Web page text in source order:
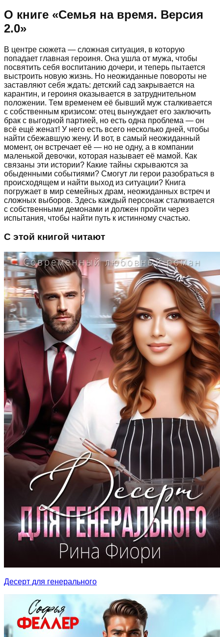
О книге «Семья на время. Версия
2.0»
В центре сюжета — сложная ситуация, в которую
попадает главная героиня. Она ушла от мужа, чтобы
посвятить себя воспитанию дочери, и теперь пытается
выстроить новую жизнь. Но неожиданные повороты не
заставляют себя ждать: детский сад закрывается на
карантин, и героиня оказывается в затруднительном
положении. Тем временем её бывший муж сталкивается
с собственным кризисом: отец вынуждает его заключить
брак с выгодной партией, но есть одна проблема — он
всё ещё женат! У него есть всего несколько дней, чтобы
найти сбежавшую жену. И вот, в самый неожиданный
момент, он встречает её — но не одну, а в компании
маленькой девочки, которая называет её мамой. Как
связаны эти истории? Какие тайны скрываются за
обыденными событиями? Смогут ли герои разобраться в
происходящем и найти выход из ситуации? Книга
погружает в мир семейных драм, неожиданных встреч и
сложных выборов. Здесь каждый персонаж сталкивается
с собственными демонами и должен пройти через
испытания, чтобы найти путь к истинному счастью.
С этой книгой читают
Десерт для генерального